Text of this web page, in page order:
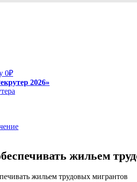
0₽
2026»
жильем
жильем трудовых мигрантов